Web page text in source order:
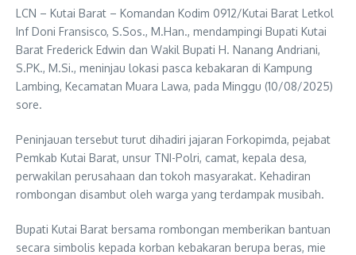
LCN – Kutai Barat – Komandan Kodim 0912/Kutai Barat Letkol
Inf Doni Fransisco, S.Sos., M.Han., mendampingi Bupati Kutai
Barat Frederick Edwin dan Wakil Bupati H. Nanang Andriani,
S.PK., M.Si., meninjau lokasi pasca kebakaran di Kampung
Lambing, Kecamatan Muara Lawa, pada Minggu (10/08/2025)
sore.
Peninjauan tersebut turut dihadiri jajaran Forkopimda, pejabat
Pemkab Kutai Barat, unsur TNI-Polri, camat, kepala desa,
perwakilan perusahaan dan tokoh masyarakat. Kehadiran
rombongan disambut oleh warga yang terdampak musibah.
Bupati Kutai Barat bersama rombongan memberikan bantuan
secara simbolis kepada korban kebakaran berupa beras, mie